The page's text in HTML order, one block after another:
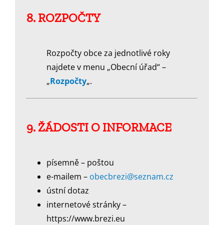
8. ROZPOČTY
Rozpočty obce za jednotlivé roky
najdete v menu „Obecní úřad“ –
„Rozpočty„.
9. ŽÁDOSTI O INFORMACE
písemně – poštou
e-mailem – obecbrezi@seznam.cz
ústní dotaz
internetové stránky –
https://www.brezi.eu